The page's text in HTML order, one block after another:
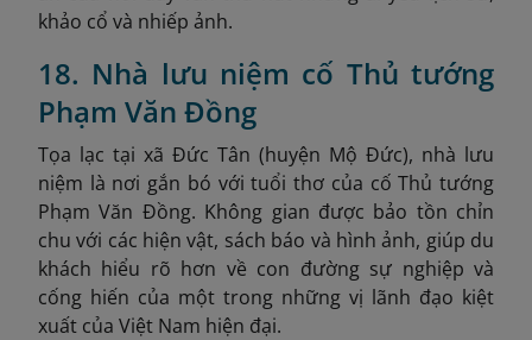
khảo cổ và nhiếp ảnh.
18. Nhà lưu niệm cố Thủ tướng
Phạm Văn Đồng
Tọa lạc tại xã Đức Tân (huyện Mộ Đức), nhà lưu
niệm là nơi gắn bó với tuổi thơ của cố Thủ tướng
Phạm Văn Đồng. Không gian được bảo tồn chỉn
chu với các hiện vật, sách báo và hình ảnh, giúp du
khách hiểu rõ hơn về con đường sự nghiệp và
cống hiến của một trong những vị lãnh đạo kiệt
xuất của Việt Nam hiện đại.